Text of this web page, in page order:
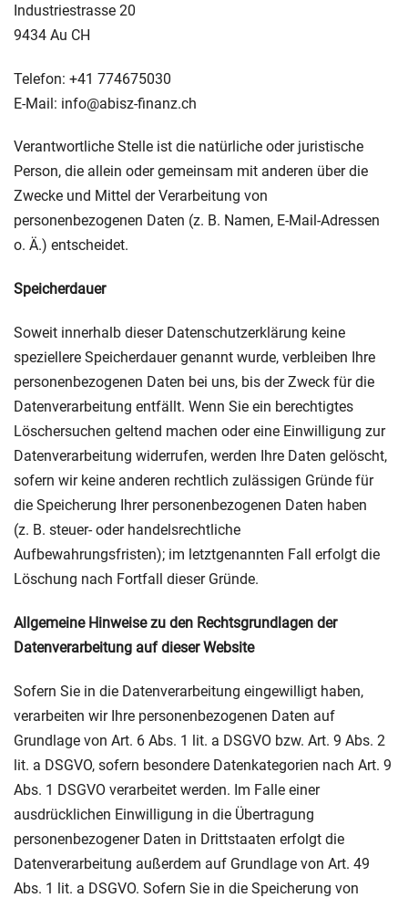
Industriestrasse 20
9434 Au CH
Telefon: +41 774675030
E-Mail: info@abisz-finanz.ch
Verantwortliche Stelle ist die natürliche oder juristische
Person, die allein oder gemeinsam mit anderen über die
Zwecke und Mittel der Verarbeitung von
personenbezogenen Daten (z. B. Namen, E-Mail-Adressen
o. Ä.) entscheidet.
Speicherdauer
Soweit innerhalb dieser Datenschutzerklärung keine
speziellere Speicherdauer genannt wurde, verbleiben Ihre
personenbezogenen Daten bei uns, bis der Zweck für die
Datenverarbeitung entfällt. Wenn Sie ein berechtigtes
Löschersuchen geltend machen oder eine Einwilligung zur
Datenverarbeitung widerrufen, werden Ihre Daten gelöscht,
sofern wir keine anderen rechtlich zulässigen Gründe für
die Speicherung Ihrer personenbezogenen Daten haben
(z. B. steuer- oder handelsrechtliche
Aufbewahrungsfristen); im letztgenannten Fall erfolgt die
Löschung nach Fortfall dieser Gründe.
Allgemeine Hinweise zu den Rechtsgrundlagen der
Datenverarbeitung auf dieser Website
Sofern Sie in die Datenverarbeitung eingewilligt haben,
verarbeiten wir Ihre personenbezogenen Daten auf
Grundlage von Art. 6 Abs. 1 lit. a DSGVO bzw. Art. 9 Abs. 2
lit. a DSGVO, sofern besondere Datenkategorien nach Art. 9
Abs. 1 DSGVO verarbeitet werden. Im Falle einer
ausdrücklichen Einwilligung in die Übertragung
personenbezogener Daten in Drittstaaten erfolgt die
Datenverarbeitung außerdem auf Grundlage von Art. 49
Abs. 1 lit. a DSGVO. Sofern Sie in die Speicherung von